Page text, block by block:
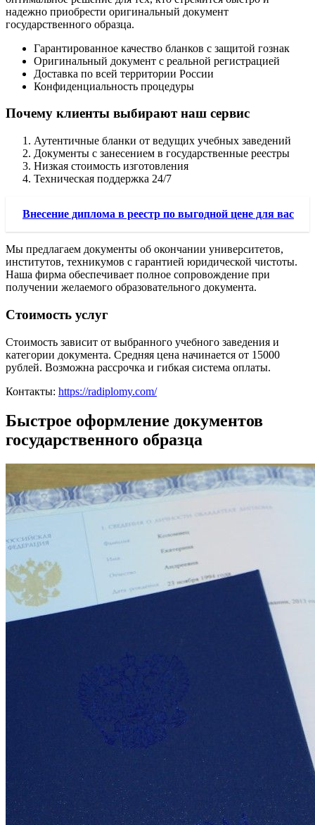
надежно приобрести оригинальный документ
государственного образца.
Гарантированное качество бланков с защитой гознак
Оригинальный документ с реальной регистрацией
Доставка по всей территории России
Конфиденциальность процедуры
Почему клиенты выбирают наш сервис
Аутентичные бланки от ведущих учебных заведений
Документы с занесением в государственные реестры
Низкая стоимость изготовления
Техническая поддержка 24/7
Внесение диплома в реестр по выгодной цене для вас
Мы предлагаем документы об окончании университетов,
институтов, техникумов с гарантией юридической чистоты.
Наша фирма обеспечивает полное сопровождение при
получении желаемого образовательного документа.
Стоимость услуг
Стоимость зависит от выбранного учебного заведения и
категории документа. Средняя цена начинается от 15000
рублей. Возможна рассрочка и гибкая система оплаты.
Контакты: https://radiplomy.com/
Быстрое оформление документов
государственного образца